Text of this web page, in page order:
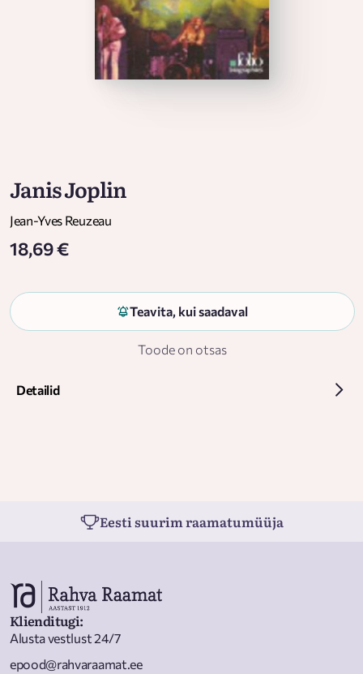
Janis Joplin
Jean-Yves Reuzeau
18,69 €
Teavita, kui saadaval
Toode on otsas
Detailid
Eesti suurim raamatumüüja
Klienditugi:
Alusta vestlust 24/7
epood@rahvaraamat.ee